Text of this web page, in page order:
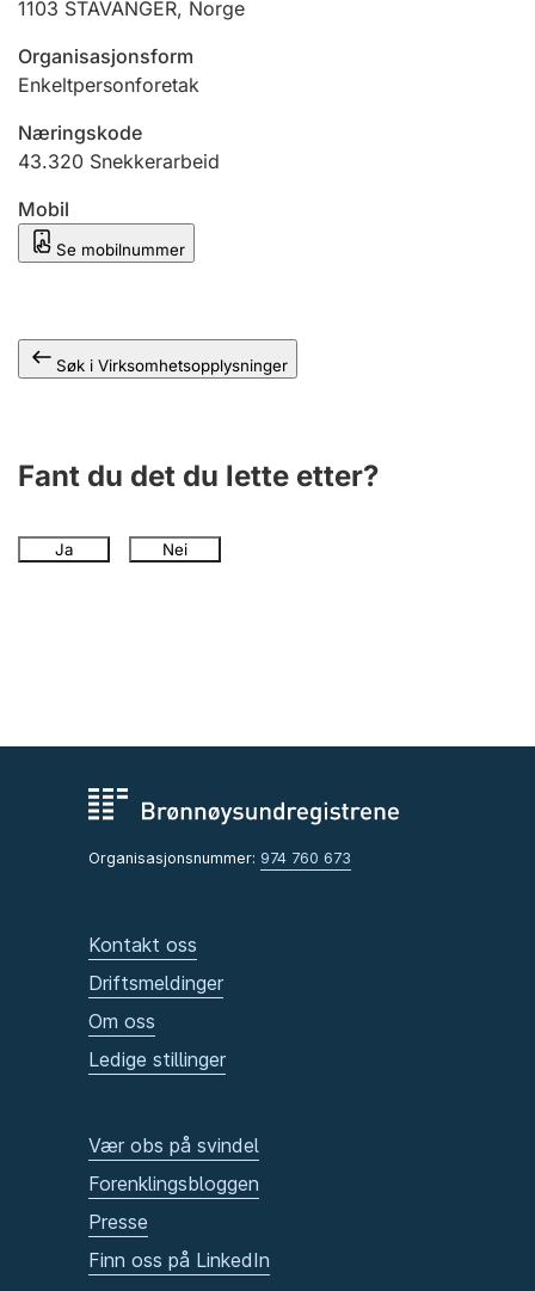
Ektepaktveileder
Offentlig sektor
Andre tema
1103 STAVANGER, Norge
Organisasjonsform
Enkeltpersonforetak
Næringskode
43.320 Snekkerarbeid
Mobil
Se mobilnummer
Søk i Virksomhetsopplysninger
Fant du det du lette etter?
Ja Nei
Organisasjonsnummer: 974 760 673
Kontakt oss
Driftsmeldinger
Om oss
Ledige stillinger
Vær obs på svindel
Forenklingsbloggen
Presse
Finn oss på LinkedIn